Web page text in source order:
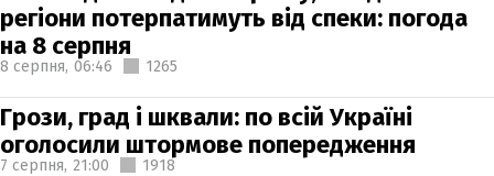
регіони потерпатимуть від спеки: погода
на 8 серпня
8 серпня, 06:46 1265
Грози, град і шквали: по всій Україні
оголосили штормове попередження
7 серпня, 21:00 1918